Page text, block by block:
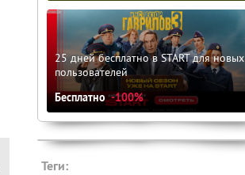
25 дней бесплатно в START для новых
пользователей
Бесплатно -100%
Теги: